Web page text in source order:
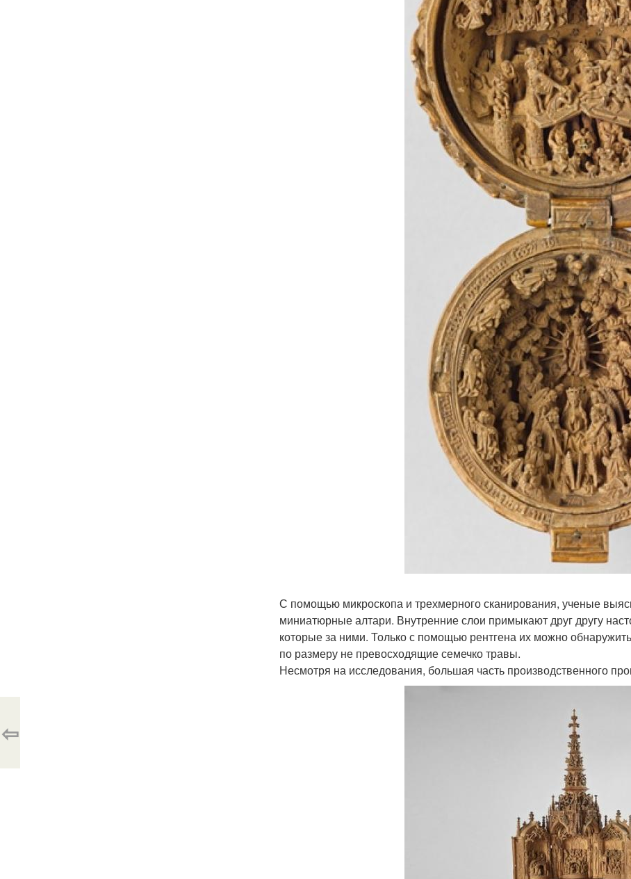
С помощью микроскопа и трехмерного сканирования, ученые
миниатюрные алтари. Внутренние слои примыкают друг другу
которые за ними. Только с помощью рентгена их можно
по размеру не превосходящие семечко травы.
Несмотря на исследования, большая часть производственного
⇦